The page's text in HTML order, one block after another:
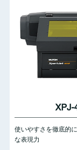
XPJ-
使いやすさを徹底的
な表現力